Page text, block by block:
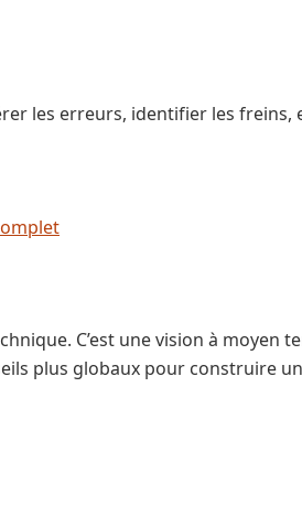
les erreurs, identifier les
C’est une vision à
plus globaux pour construire